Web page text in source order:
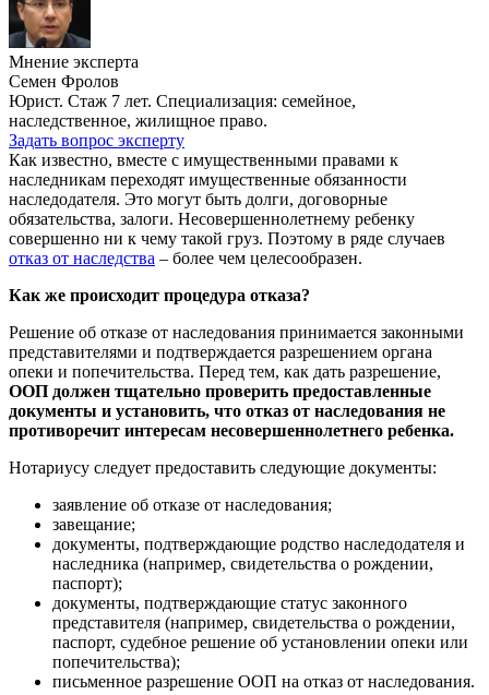
Мнение эксперта
Семен Фролов
Юрист. Стаж 7 лет. Специализация: семейное,
наследственное, жилищное право.
Задать вопрос эксперту
Как известно, вместе с имущественными правами к
наследникам переходят имущественные обязанности
наследодателя. Это могут быть долги, договорные
обязательства, залоги. Несовершеннолетнему ребенку
совершенно ни к чему такой груз. Поэтому в ряде случаев
отказ от наследства – более чем целесообразен.
Как же происходит процедура отказа?
Решение об отказе от наследования принимается законными
представителями и подтверждается разрешением органа
опеки и попечительства. Перед тем, как дать разрешение,
ООП должен тщательно проверить предоставленные
документы и установить, что отказ от наследования не
противоречит интересам несовершеннолетнего ребенка.
Нотариусу следует предоставить следующие документы:
заявление об отказе от наследования;
завещание;
документы, подтверждающие родство наследодателя и
наследника (например, свидетельства о рождении,
паспорт);
документы, подтверждающие статус законного
представителя (например, свидетельства о рождении,
паспорт, судебное решение об установлении опеки или
попечительства);
письменное разрешение ООП на отказ от наследования.